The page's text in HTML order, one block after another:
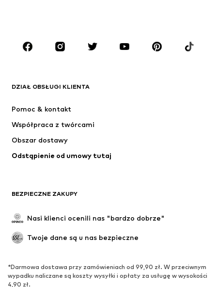
MARKI
Next
NAME IT
DZIAŁ OBSŁUGI KLIENTA
Pomoc & kontakt
Współpraca z twórcami
Obszar dostawy
Odstąpienie od umowy tutaj
BEZPIECZNE ZAKUPY
Nasi klienci ocenili nas "bardzo dobrze"
Twoje dane są u nas bezpieczne
*Darmowa dostawa przy zamówieniach od 99,90 zł. W przeciwnym
wypadku naliczane są koszty wysyłki i opłaty za usługę w wysokości
4,90 zł.